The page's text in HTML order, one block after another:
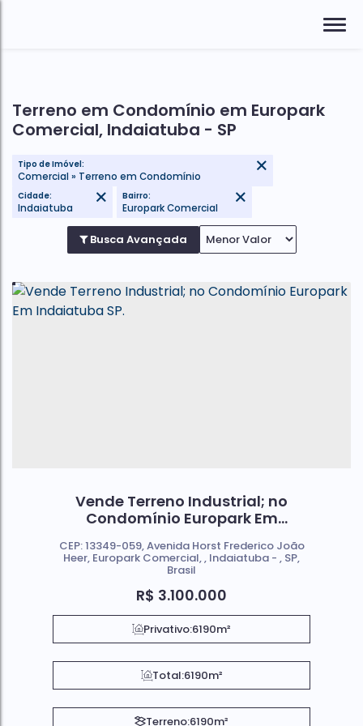
Terreno em Condomínio em Europark
Comercial, Indaiatuba - SP
Tipo de Imóvel:
Comercial » Terreno em Condomínio
Indaiatuba
Bairro:
Europark Comercial
Busca Avançada
Vende Terreno Industrial; no
Condomínio Europark Em
R$ 3.100.000
CEP: 13349-059,Avenida Horst Frederico João
Heer, Europark Comercial , Indaiatuba , SP,
Brasil
Privativo:6190m²
Total:6190m²
Terreno:6190m²